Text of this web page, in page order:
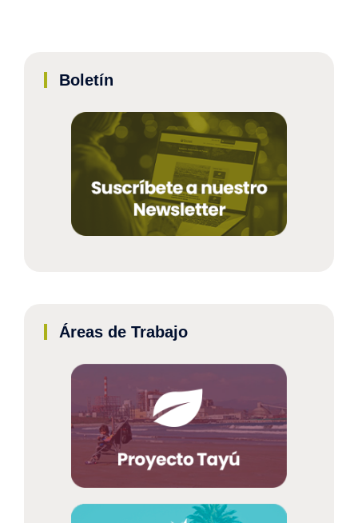
Boletín
Áreas de Trabajo